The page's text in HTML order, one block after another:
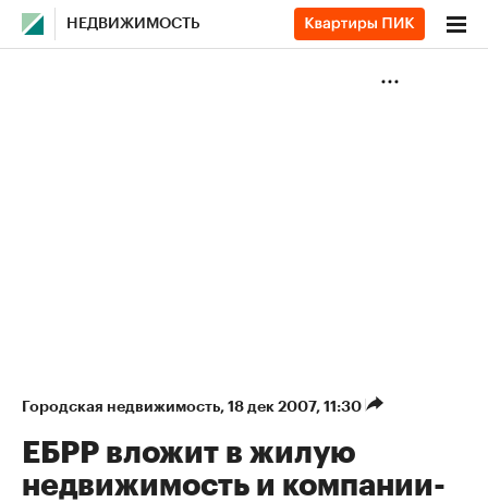
НЕДВИЖИМОСТЬ
Городская недвижимость⁠, 18 дек 2007, 11:30
ЕБРР вложит в жилую
недвижимость и компании-